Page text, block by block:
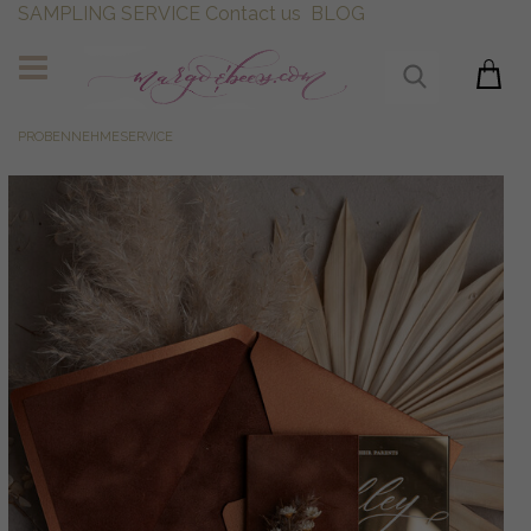
SAMPLING SERVICE Contact us BLOG
PROBENNEHMESERVICE